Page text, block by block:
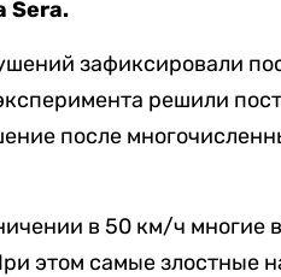
Sera.
зафиксировали
решили
после
в 50 км/ч многие
этом самые злостные